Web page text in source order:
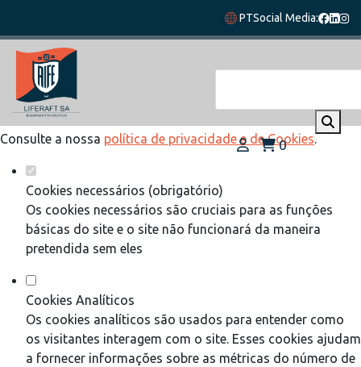
Defina as suas preferências de cookies
para este website.
Este website utiliza cookies estritamente necessários,
analíticos e funcionais, para lhe oferecer uma boa experiência
de navegação e acesso a todas as funcionalidades.
Consulte a nossa política de privacidade e de Cookies.
Cookies necessários (obrigatório)
Os cookies necessários são cruciais para as funções
básicas do site e o site não funcionará da maneira
pretendida sem eles
Cookies Analíticos
Os cookies analíticos são usados para entender como
os visitantes interagem com o site. Esses cookies ajudam
a fornecer informações sobre as métricas do número de
PTSocial Media:
0